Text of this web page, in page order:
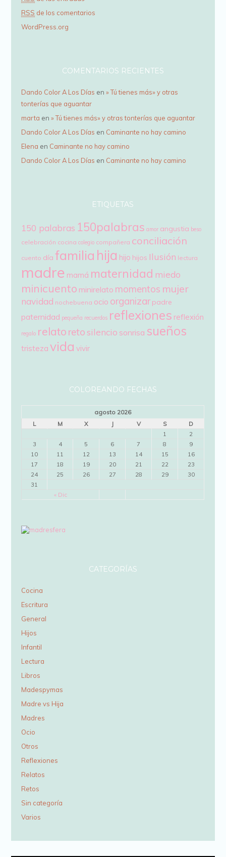
a
i
RSS de los comentarios
WordPress.org
COMENTARIOS RECIENTES
Dando Color A Los Días en» Tú tienes más» y otras
tonterías que aguantar
marta en» Tú tienes más» y otras tonterías que aguantar
Dando Color A Los Días en Caminante no hay camino
Elena en Caminante no hay camino
Dando Color A Los Días en Caminante no hay camino
ETIQUETAS
150 palabras 150palabras amor angustia beso
celebración cocina colegio compañera conciliación
cuento día familia hija hijo hijos Ilusión lectura
madre mamá maternidad miedo
minicuento minirelato momentos mujer
navidad nochebuena ocio organizar padre
paternidad pequeña recuerdos reflexiones reflexión
regalo relato reto silencio sonrisa sueños
tristeza vida vivir
COLOREANDO FECHAS
agosto 2026
L
M X J V S D
« Dic
1
2
3
4 5 6 7 8
9
10
11 12 13 14 15
16
17
18 19 20 21 22
23
24
25 26 27 28 29
30
31
CATEGORÍAS
Cocina
Escritura
General
Hijos
Infantil
Lectura
Libros
Madespymas
Madre vs Hija
Madres
Ocio
Otros
Reflexiones
Relatos
Retos
Sin categoría
Varios